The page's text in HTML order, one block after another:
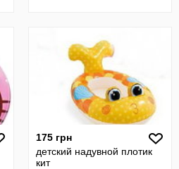
175 грн
детский надувной плотик
кит